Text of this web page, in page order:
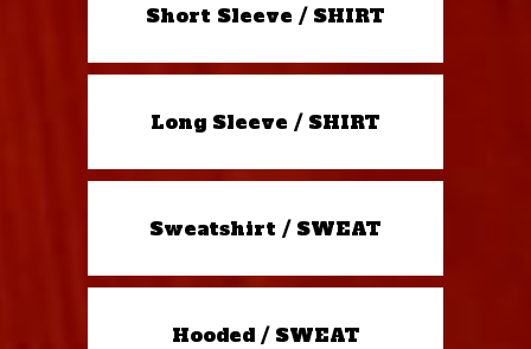
Short Sleeve / SHIRT
Long Sleeve / SHIRT
Sweatshirt / SWEAT
Hooded / SWEAT